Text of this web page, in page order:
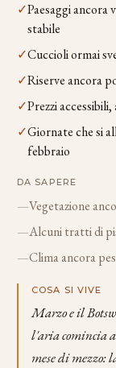
✓Paesaggi ancora
stabile
✓Cuccioli ormai
✓Riserve ancora
✓Prezzi
✓Giornate che si
febbraio
DA SAPERE
—Vegetazione
—Alcuni tratti di
—Clima ancora
COSA SI VIVE
Marzo e il
l'aria comincia
mese di mezzo: